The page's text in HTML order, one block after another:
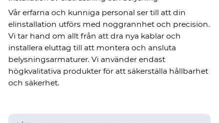
Vår erfarna och kunniga personal ser till att din
elinstallation utförs med noggrannhet och precision.
Vi tar hand om allt från att dra nya kablar och
installera eluttag till att montera och ansluta
belysningsarmaturer. Vi använder endast
högkvalitativa produkter för att säkerställa hållbarhet
och säkerhet.